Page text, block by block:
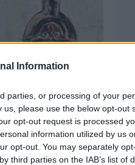
Information
parties, or processing of your
please use the below opt-out
opt-out request is processed
information utilized by us
opt-out. You may separately
third parties on the IAB’s list of